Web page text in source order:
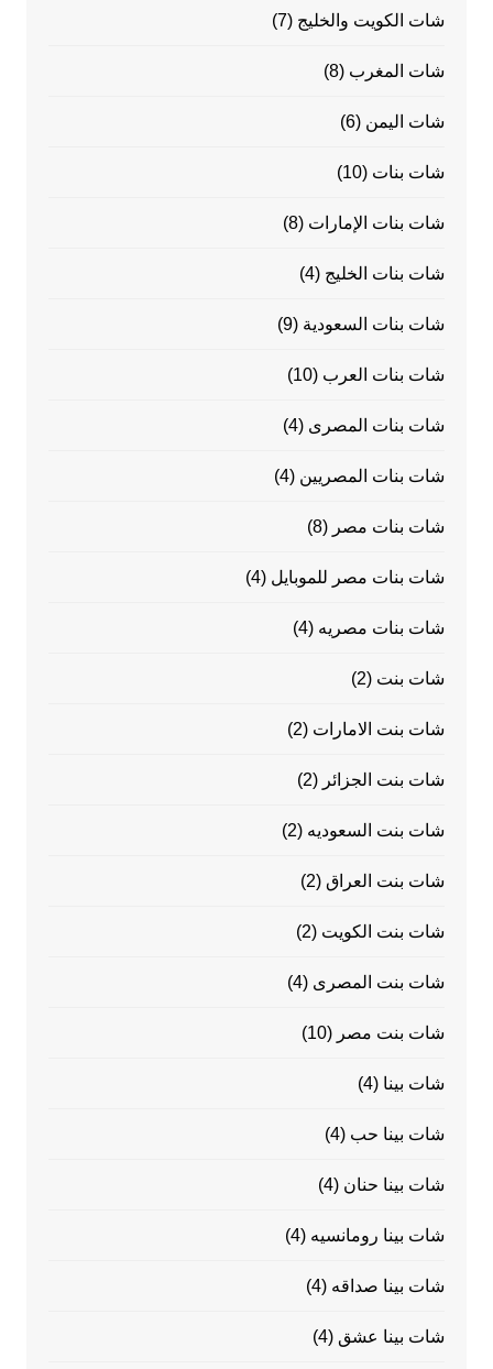
شات الكويت والخليج (7)
شات المغرب (8)
شات اليمن (6)
شات بنات (10)
شات بنات الإمارات (8)
شات بنات الخليج (4)
شات بنات السعودية (9)
شات بنات العرب (10)
شات بنات المصرى (4)
شات بنات المصريين (4)
شات بنات مصر (8)
شات بنات مصر للموبايل (4)
شات بنات مصريه (4)
شات بنت (2)
شات بنت الامارات (2)
شات بنت الجزائر (2)
شات بنت السعوديه (2)
شات بنت العراق(2)
شات بنت الكويت (2)
شات بنت المصرى (4)
شات بنت مصر (10)
شات بينا (4)
شات بينا حب (4)
شات بينا حنان (4)
شات بينا رومانسيه (4)
شات بينا صداقه (4)
شات بينا عشق (4)